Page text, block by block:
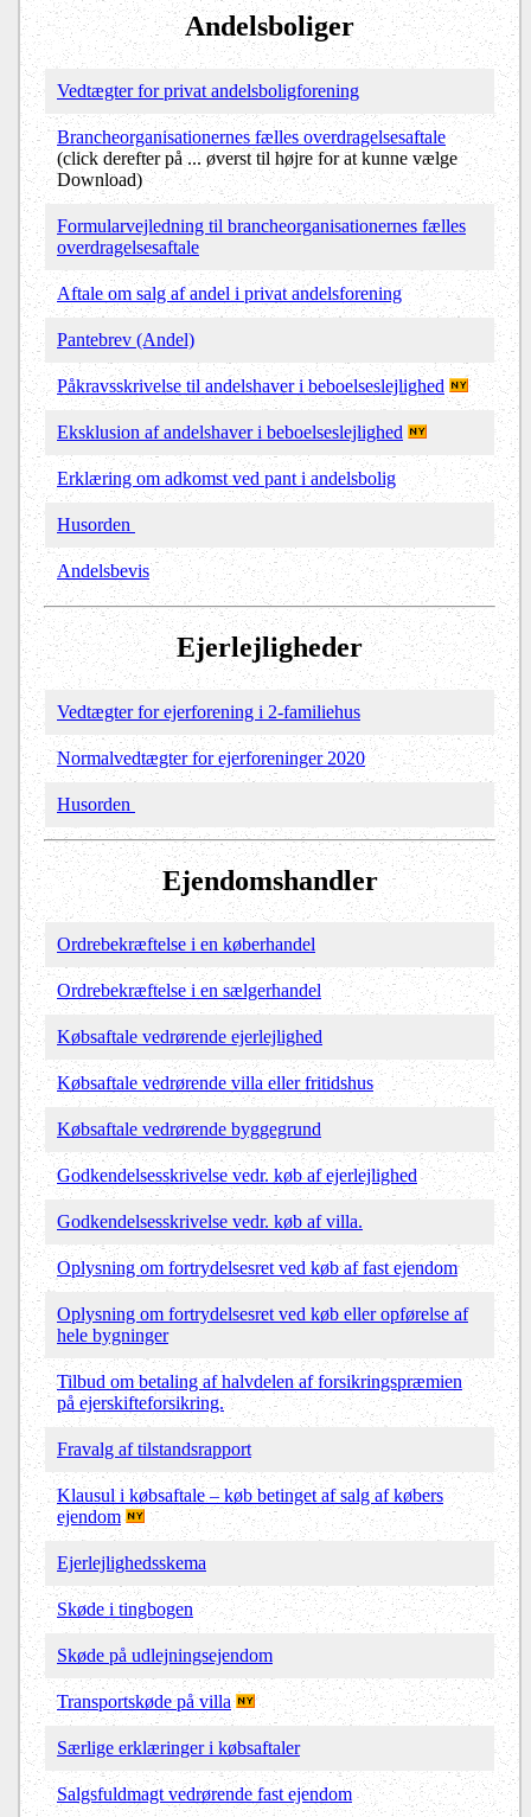
Andelsboliger
Vedtægter for privat andelsboligforening
Brancheorganisationernes fælles overdragelsesaftale
(click derefter på ... øverst til højre for at kunne vælge
Download)
Formularvejledning til brancheorganisationernes fælles
overdragelsesaftale
Aftale om salg af andel i privat andelsforening
Pantebrev (Andel)
Påkravsskrivelse til andelshaver i beboelseslejlighed
Eksklusion af andelshaver i beboelseslejlighed
Erklæring om adkomst ved pant i andelsbolig
Husorden
Andelsbevis
Ejerlejligheder
Vedtægter for ejerforening i 2-familiehus
Normalvedtægter for ejerforeninger 2020
Husorden
Ejendomshandler
Ordrebekræftelse i en køberhandel
Ordrebekræftelse i en sælgerhandel
Købsaftale vedrørende ejerlejlighed
Købsaftale vedrørende villa eller fritidshus
Købsaftale vedrørende byggegrund
Godkendelsesskrivelse vedr. køb af ejerlejlighed
Godkendelsesskrivelse vedr. køb af villa.
Oplysning om fortrydelsesret ved køb af fast ejendom
Oplysning om fortrydelsesret ved køb eller opførelse af
hele bygninger
Tilbud om betaling af halvdelen af forsikringspræmien
på ejerskifteforsikring.
Fravalg af tilstandsrapport
Klausul i købsaftale – køb betinget af salg af købers
ejendom
Ejerlejlighedsskema
Skøde i tingbogen
Skøde på udlejningsejendom
Transportskøde på villa
Særlige erklæringer i købsaftaler
Salgsfuldmagt vedrørende fast ejendom